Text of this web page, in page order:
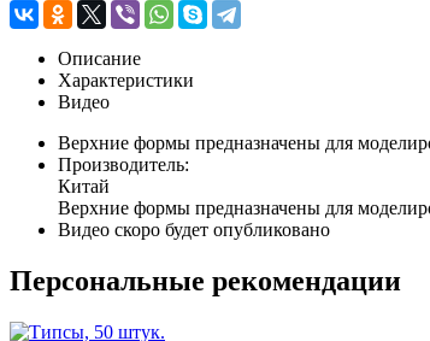
Описание
Характеристики
Видео
Верхние формы предназначены для
Производитель:
Китай
Верхние формы предназначены для
Видео скоро будет опубликовано
Персональные рекомендации